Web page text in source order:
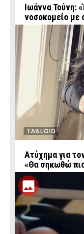
Ιωάννα Τούνη:
νοσοκομείο με
TABLOID
Ατύχημα για
«Θα σηκωθώ